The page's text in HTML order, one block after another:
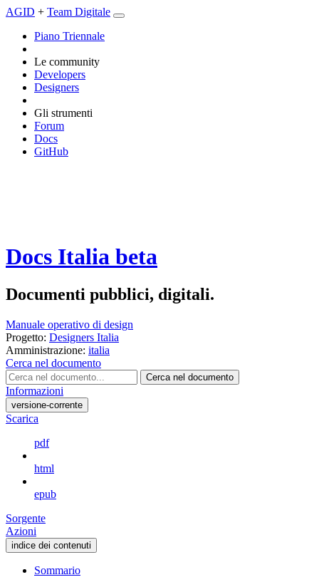
AGID + Team Digitale
Piano Triennale
Le community
Developers
Designers
Gli strumenti
Forum
Docs
GitHub
Docs Italia beta
Documenti pubblici, digitali.
Manuale operativo di design
Progetto: Designers Italia
Amministrazione: italia
Cerca nel documento
Cerca nel documento
Informazioni
versione-corrente
Scarica
pdf
html
epub
Sorgente
Azioni
indice dei contenuti
Sommario